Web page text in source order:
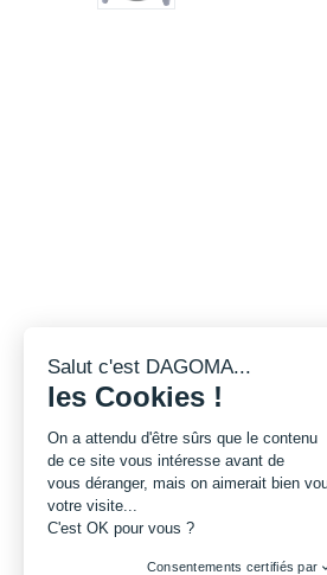
Salut c'est DAGOMA...
les Cookies !
On a attendu d'être sûrs que le contenu
de ce site vous intéresse avant de
vous déranger, mais on aimerait bien
votre visite...
C'est OK pour vous ?
Consentements certifiés par